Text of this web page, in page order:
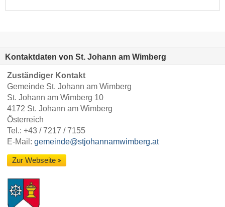
Kontaktdaten von St. Johann am Wimberg
Zuständiger Kontakt
Gemeinde St. Johann am Wimberg
St. Johann am Wimberg 10
4172 St. Johann am Wimberg
Österreich
Tel.: +43 / 7217 / 7155
E-Mail: gemeinde@stjohannamwimberg.at
Zur Webseite